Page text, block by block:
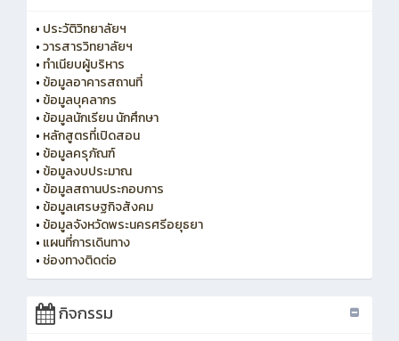
• ประวัติวิทยาลัยฯ
•วารสารวิทยาลัยฯ
• ทำเนียบผู้บริหาร
• ข้อมูลอาคารสถานที่
• ข้อมูลบุคลากร
• ข้อมูลนักเรียน นักศึกษา
• หลักสูตรที่เปิดสอน
• ข้อมูลครุภัณฑ์
• ข้อมูลงบประมาณ
• ข้อมูลสถานประกอบการ
• ข้อมูลเศรษฐกิจสังคม
• ข้อมูลจังหวัดพระนครศรีอยุธยา
• แผนที่การเดินทาง
• ช่องทางติดต่อ
กิจกรรม